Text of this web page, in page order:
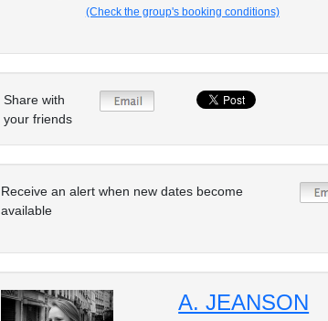
(Check the group's booking conditions)
Share with
your friends
Receive an alert when new dates become
available
A. JEANSON